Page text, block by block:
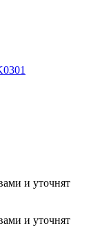
и уточнят
и уточнят